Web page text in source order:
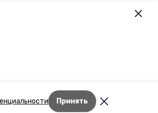
Принять
Лента новостей